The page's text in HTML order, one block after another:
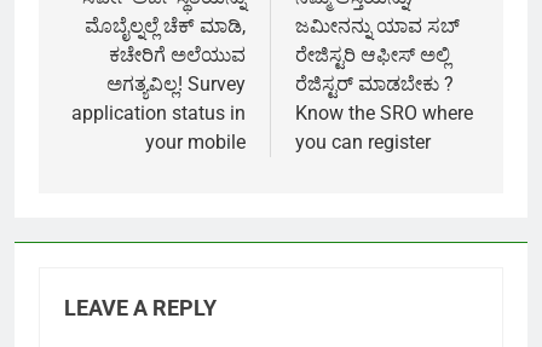
ಮೊಬೈಲ್ನಲ್ಲೆ ಚೆಕ್ ಮಾಡಿ,
ಕಚೇರಿಗೆ ಅಲೆಯುವ
ಅಗತ್ಯವಿಲ್ಲ! Survey
application status in
your mobile
ಜಮೀನನ್ನು ಯಾವ ಸಬ್
ರೇಜಿಸ್ಟರಿ ಆಫೀಸ್ ಅಲ್ಲಿ
ರೆಜಿಸ್ಟರ್ ಮಾಡಬೇಕು ?
Know the SRO where
you can register
LEAVE A REPLY